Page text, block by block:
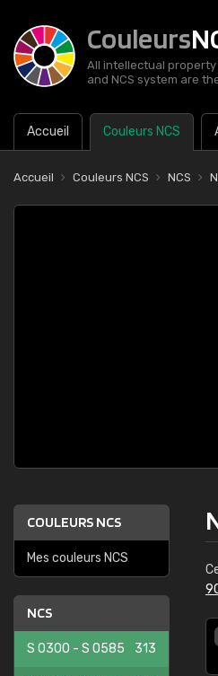
Couleurs
All intellectual
and NCS system are
Accueil Couleurs NCS
Accueil Couleurs NCS NCS
COULEURS NCS
Mes couleurs NCS
NCS
S 0300 - S 0585 313